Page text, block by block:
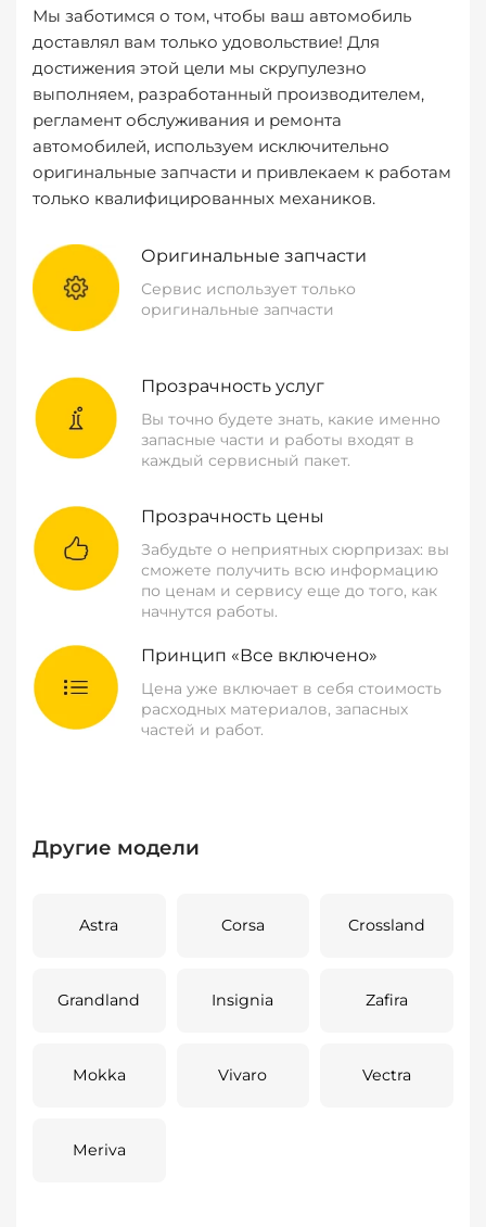
Мы заботимся о том, чтобы ваш автомобиль
доставлял вам только удовольствие! Для
достижения этой цели мы скрупулезно
выполняем, разработанный производителем,
регламент обслуживания и ремонта
автомобилей, используем исключительно
оригинальные запчасти и привлекаем к работам
только квалифицированных механиков.
Оригинальные запчасти
Сервис использует только
оригинальные запчасти
Прозрачность услуг
Вы точно будете знать, какие именно
запасные части и работы входят в
каждый сервисный пакет.
Прозрачность цены
Забудьте о неприятных сюрпризах: вы
сможете получить всю информацию
по ценам и сервису еще до того, как
начнутся работы.
Принцип «Все включено»
Цена уже включает в себя стоимость
расходных материалов, запасных
частей и работ.
Другие модели
Astra Corsa Crossland
Grandland Insignia Zafira
Mokka Vivaro Vectra
Meriva